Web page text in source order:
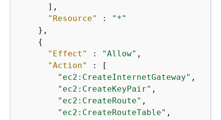
      ],
"Resource"
:
"*"
    },
{
"Effect"
: "Allow" ,
"Action"
: [
"ec2:CreateInternetGateway" ,
"ec2:CreateKeyPair" ,
"ec2:CreateRoute" ,
"ec2:CreateRouteTable" ,